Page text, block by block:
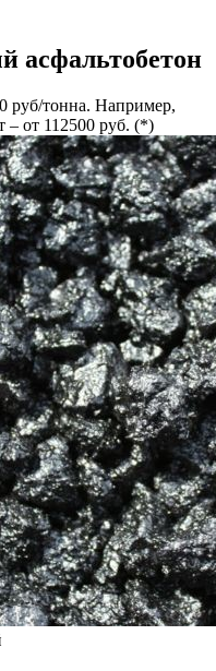
асфальтобетон
руб/тонна. Например,
– от 112500 руб. (*)